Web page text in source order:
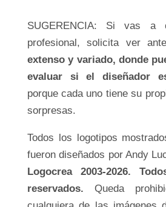
SUGERENCIA: Si vas a
profesional, solicita ver
extenso y variado, donde
evaluar si el diseñador
porque cada uno tiene su
sorpresas.
Todos los logotipos
fueron diseñados por Andy
Logocrea 2003-2026.
reservados. Queda